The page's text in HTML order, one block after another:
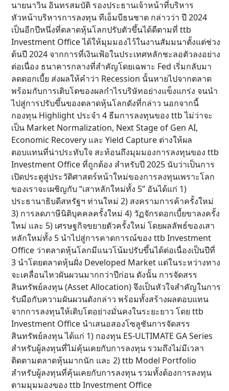
นายนาวิน อินทรสมบัติ รองประธานเจ้าหน้าที่บริหาร
หัวหน้าบริหารการลงทุน ทีเอ็มบีธนชาต กล่าวว่า ปี 2024
เป็นอีกปีหนึ่งที่ตลาดหุ้นโลกปรับตัวขึ้นได้ดีตามที่ ttb
Investment Office ได้ให้มุมมองไว้ในงานสัมมนาตั้งแต่ช่วง
ต้นปี 2024 จากการที่เงินเฟ้อในประเทศหลักชะลอตัวลงอย่าง
ต่อเนื่อง ธนาคารกลางที่สำคัญโดยเฉพาะ Fed เริ่มกลับมา
ลดดอกเบี้ย ส่งผลให้คำว่า Recession นั้นหายไปจากตลาด
พร้อมกับการเติบโตของผลกำไรบริษัทอย่างแข็งแกร่ง จนนำ
ไปสู่การปรับขึ้นของตลาดหุ้นโลกดังที่กล่าว นอกจากนี้
กองทุน Highlight ประจำ 4 ธีมการลงทุนของ ttb ไม่ว่าจะ
เป็น Market Normalization, Next Stage of Gen AI,
Economic Recovery และ Yield Capture ต่างให้ผล
ตอบแทนที่น่าประทับใจ สะท้อนถึงมุมมองการลงทุนของ ttb
Investment Office ที่ถูกต้อง สำหรับปี 2025 นับว่าเป็นการ
เปิดประตูสู่ประวัติศาสตร์หน้าใหม่ของการลงทุนเพราะโลก
ของเราจะเผชิญกับ “เสาหลักใหม่ทั้ง 5” อันได้แก่ 1)
ประธานาธิบดีสหรัฐฯ ท่านใหม่ 2) สงครามการค้าครั้งใหม่
3) การลดภาษีนิติบุคคลครั้งใหม่ 4) วัฏจักรดอกเบี้ยขาลงครั้ง
ใหม่ และ 5) เศรษฐกิจขยายตัวครั้งใหม่ โดยผลลัพธ์ของเสา
หลักใหม่ทั้ง 5 นำไปสู่การคาดการณ์ของ ttb Investment
Office ว่าตลาดหุ้นโลกมีแนวโน้มปรับขึ้นได้ต่อเนื่องเป็นปีที่
3 นำโดยตลาดหุ้นฝั่ง Developed Market แต่ในระหว่างทาง
จะเคลื่อนไหวผันผวนมากกว่าปีก่อน ดังนั้น การจัดสรร
สินทรัพย์ลงทุน (Asset Allocation) จึงเป็นหัวใจสำคัญในการ
รับมือกับความผันผวนดังกล่าว พร้อมทั้งสร้างผลตอบแทน
จากการลงทุนให้เติบโตอย่างมั่นคงในระยะยาว โดย ttb
Investment Office นำเสนอสองโซลูชันการจัดสรร
สินทรัพย์ลงทุน ได้แก่ 1) กองทุน ES-ULTIMATE GA Series
สำหรับผู้ลงทุนที่ไม่คุ้นเคยกับการลงทุน รวมถึงไม่มีเวลา
ติดตามตลาดหุ้นมากนัก และ 2) ttb Model Portfolio
สำหรับผู้ลงทุนที่คุ้นเคยกับการลงทุน รวมทั้งต้องการลงทุน
ตามมุมมองของ ttb Investment Office